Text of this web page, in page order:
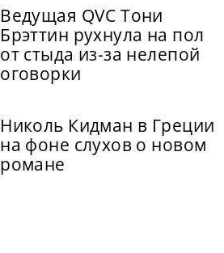
Ведущая QVC Тони
Брэттин рухнула на пол
от стыда из-за нелепой
оговорки
Николь Кидман в Греции
на фоне слухов о новом
романе